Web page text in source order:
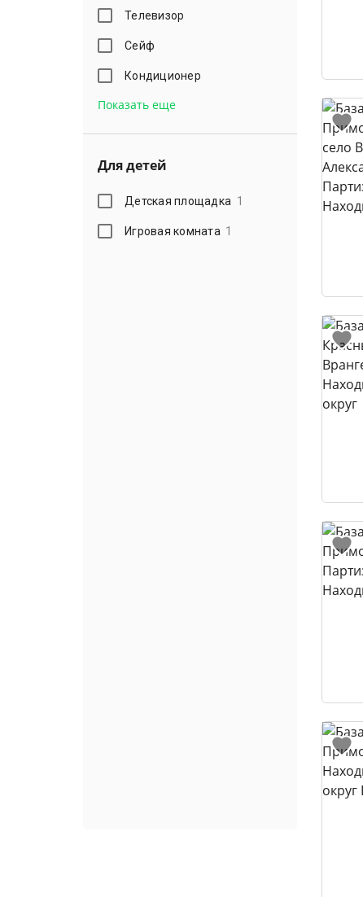
Телевизор
Сейф
Кондиционер
Показать еще
Для детей
Детская площадка 1
Игровая комната 1